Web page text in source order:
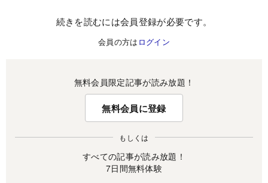
続きを読むには会員登録が必要です。
会員の方は ログイン
無料会員限定記事が読み放題！
無料会員に登録
もしくは
すべての記事が読み放題！
7日間無料体験